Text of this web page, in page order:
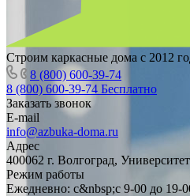
Строим каркасные дома с 2012
8 (800) 600-39-74
8 (800) 600-39-74 Бесплатно
Заказать звонок
E-mail
info@azbuka-doma.ru
Адрес
400062 г. Волгоград,
Режим работы
Ежедневно: с&nbsp;с 9-00 до 19-